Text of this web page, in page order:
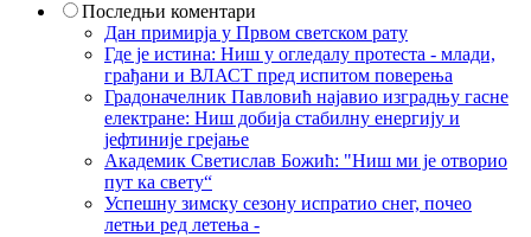
Последњи коментари
Дан примирја у Првом светском рату
Где је истина: Ниш у огледалу протеста - млади,
грађани и ВЛАСТ пред испитом поверења
Градоначелник Павловић најавио изградњу гасне
електране: Ниш добија стабилну енергију и
јефтиније грејање
Академик Светислав Божић: "Ниш ми је отворио
пут ка свету“
Успешну зимску сезону испратио снег, почео
летњи ред летења -